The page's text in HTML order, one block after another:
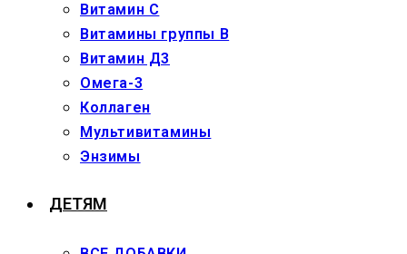
Витамин С
Витамины группы В
Витамин Д3
Омега-3
Коллаген
Мультивитамины
Энзимы
ДЕТЯМ